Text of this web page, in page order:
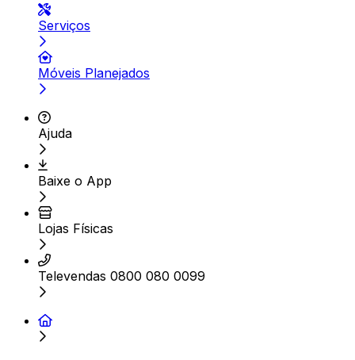
Serviços
Móveis Planejados
Ajuda
Baixe o App
Lojas Físicas
Televendas 0800 080 0099